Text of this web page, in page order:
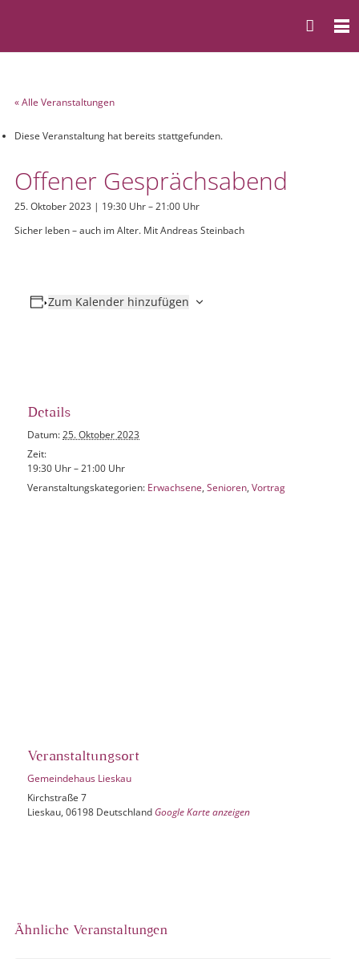
« Alle Veranstaltungen
Diese Veranstaltung hat bereits stattgefunden.
Offener Gesprächsabend
25. Oktober 2023 | 19:30 Uhr–21:00 Uhr
Sicher leben – auch im Alter. Mit Andreas Steinbach
Zum Kalender hinzufügen
Details
Datum: 25. Oktober 2023
Zeit:
19:30 Uhr – 21:00 Uhr
Veranstaltungskategorien: Erwachsene,Senioren,Vortrag
Veranstaltungsort
Gemeindehaus Lieskau
Kirchstraße 7
Lieskau, 06198 Deutschland Google Karte anzeigen
Ähnliche Veranstaltungen